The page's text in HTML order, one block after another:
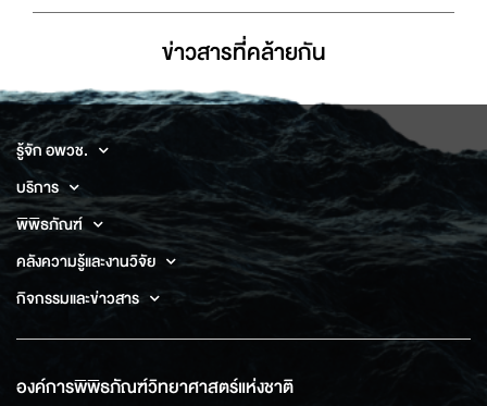
ข่าวสารที่่คล้ายกัน
รู้จัก อพวช.
บริการ
พิพิธภัณฑ์
คลังความรู้และงานวิจัย
กิจกรรมและข่าวสาร
องค์การพิพิธภัณฑ์วิทยาศาสตร์แห่งชาติ